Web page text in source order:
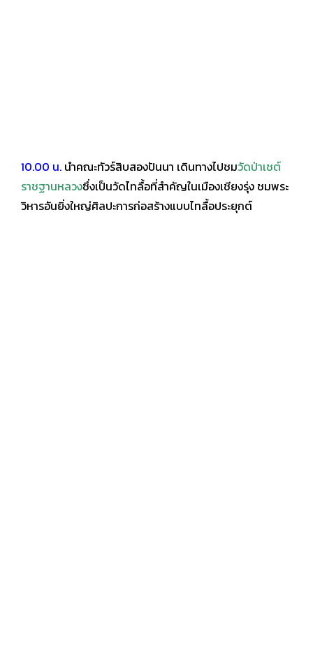
10.00 น. นำคณะทัวร์สิบสองปันนา เดินทางไปชมวัดป่าเชต์
ราชฐานหลวงซึ่งเป็นวัดไทลื้อที่สำคัญในเมืองเชียงรุ่ง ชมพระ
วิหารอันยิ่งใหญ่ศิลปะการก่อสร้างแบบไทลื้อประยุกต์